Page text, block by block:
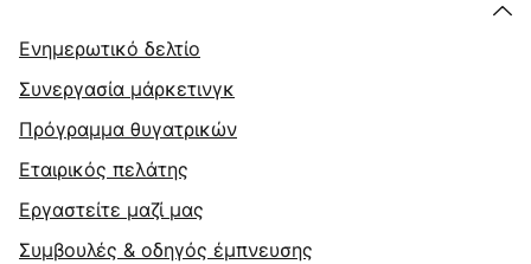
Ενημερωτικό δελτίο
Συνεργασία μάρκετινγκ
Πρόγραμμα θυγατρικών
Εταιρικός πελάτης
Εργαστείτε μαζί μας
Συμβουλές & οδηγός έμπνευσης